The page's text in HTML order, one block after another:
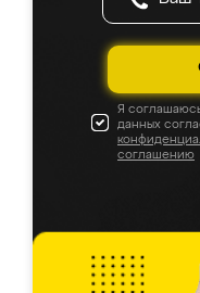
Я
данных
соглашению